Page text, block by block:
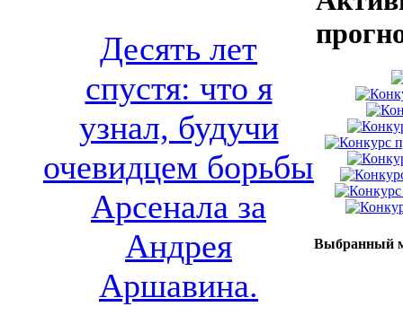
Десять лет
спустя: что я
узнал, будучи
очевидцем борьбы
Арсенала за
Андрея
Аршавина.
Выбранный